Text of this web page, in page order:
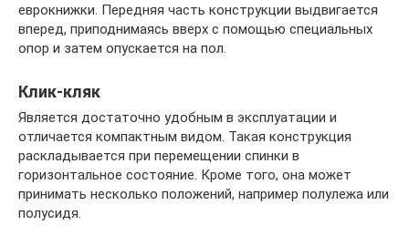
еврокнижки. Передняя часть конструкции выдвигается
вперед, приподнимаясь вверх с помощью специальных
опор и затем опускается на пол.
Клик-кляк
Является достаточно удобным в эксплуатации и
отличается компактным видом. Такая конструкция
раскладывается при перемещении спинки в
горизонтальное состояние. Кроме того, она может
принимать несколько положений, например полулежа или
полусидя.